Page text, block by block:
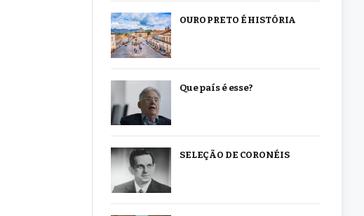
OURO PRETO É HISTÓRIA
Que país é esse?
SELEÇÃO DE CORONÉIS